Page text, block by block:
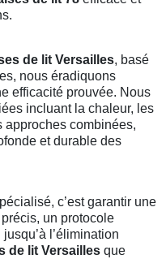
de lit Versailles, basé
nous éradiquons
efficacité prouvée. Nous
incluant la chaleur, les
approches combinées,
et durable des
c’est garantir une
un protocole
l’élimination
de lit Versailles que